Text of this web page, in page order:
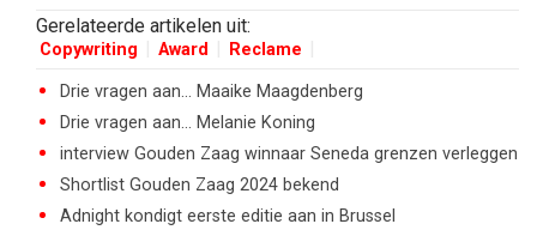
Gerelateerde artikelen uit:
Copywriting Award Reclame
Drie vragen aan… Maaike Maagdenberg
Drie vragen aan… Melanie Koning
interview Gouden Zaag winnaar Seneda grenzen verleggen
Shortlist Gouden Zaag 2024 bekend
Adnight kondigt eerste editie aan in Brussel